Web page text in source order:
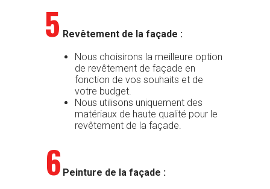
Revêtement de la façade :
Nous choisirons la meilleure option
de revêtement de façade en
fonction de vos souhaits et de
votre budget.
Nous utilisons uniquement des
matériaux de haute qualité pour le
revêtement de la façade.
5
Peinture de la façade :
6